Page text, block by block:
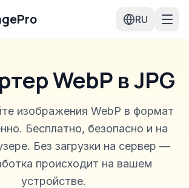
RU
WebP в JPG
изображения WebP в формат
Бесплатно, безопасно и на
Без загрузки на сервер —
происходит на вашем
устройстве.